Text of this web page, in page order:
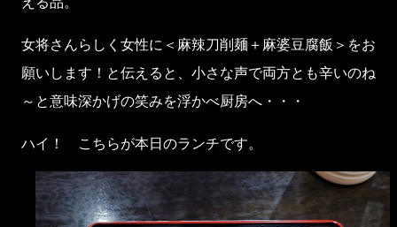
女将さんらしく女性に＜麻辣刀削麺＋麻婆豆腐飯＞をお
願いします！と伝えると、小さな声で両方とも辛いのね
～と意味深かげの笑みを浮かべ厨房へ・・・
ハイ！ こちらが本日のランチです。